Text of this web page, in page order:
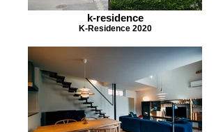
k-residence
K-Residence 2020